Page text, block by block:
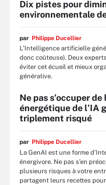
Dix pistes pour
environnementale
par Philippe Ducellier
L’Intelligence artificielle
donc coûteuse). Deux
éviter cet écueil et mieux
générative.
Ne pas s’occuper
énergétique de l’IA
triplement risqué
par Philippe Ducellier
La GenAI est une forme
énergivore. Ne pas s’en
plusieurs risques à votre
partagent leurs recettes